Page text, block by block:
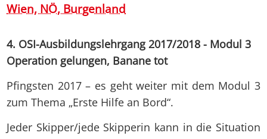
Wien, NÖ, Burgenland
4. OSI-Ausbildungslehrgang 2017/2018 - Modul 3
Operation gelungen, Banane tot
Pfingsten 2017 – es geht weiter mit dem Modul 3
zum Thema „Erste Hilfe an Bord“.
Jeder Skipper/jede Skipperin kann in die Situation